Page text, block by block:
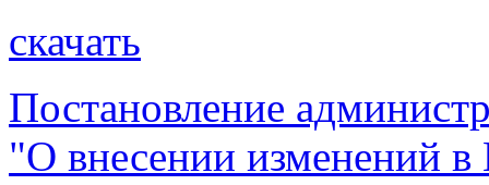
скачать
Постановление
"О внесении изменений